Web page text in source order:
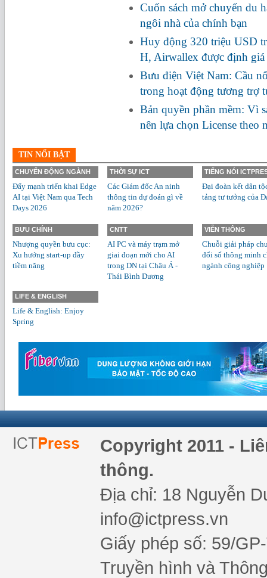
Cuốn sách mở chuyến du
ngôi nhà của chính bạn
Huy động 320 triệu USD
H, Airwallex được định
Bưu điện Việt Nam: Cầu
trong hoạt động tương trợ
Bản quyền phần mềm: Vì
nên lựa chọn License theo
TIN NỔI BẬT
CHUYỂN ĐỘNG NGÀNH
Đẩy mạnh triển khai Edge
AI tại Việt Nam qua Tech
Days 2026
THỜI SỰ ICT
Các Giám đốc An ninh
thông tin dự đoán gì về
năm 2026?
TIẾNG NÓI
Đại đoàn kết dân
tảng tư tưởng của
BƯU CHÍNH
Nhượng quyền bưu cục:
Xu hướng start-up đầy
tiềm năng
CNTT
AI PC và máy trạm mở
giai đoạn mới cho AI
trong DN tại Châu Á -
Thái Bình Dương
VIỄN THÔNG
Chuỗi giải pháp
đổi số thông minh
ngành công nghiệp
LIFE & ENGLISH
Life & English: Enjoy
Spring
Copyright 2011 -
thông.
Địa chỉ: 18 Nguyễn
info@ictpress.vn
Giấy phép số: 59/
Truyền hình và